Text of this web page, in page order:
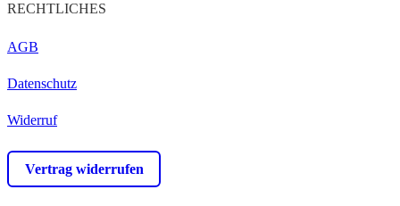
RECHTLICHES
AGB
Datenschutz
Widerruf
Vertrag widerrufen